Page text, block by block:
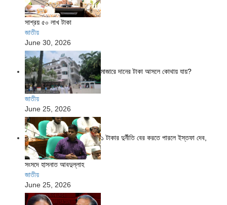
সাশ্রয় ৫০ লাখ টাকা
জাতীয়
June 30, 2026
মাজারে দানের টাকা আসলে কোথায় যায়?
জাতীয়
June 25, 2026
১ টাকার দুর্নীতি বের করতে পারলে ইস্তফা দেব,
সংসদে হাসনাত আবদুল্লাহ
জাতীয়
June 25, 2026